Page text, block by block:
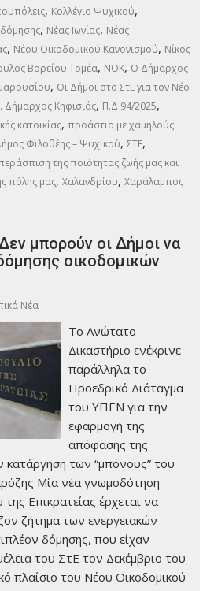
, Κολλέγιο Ψυχικού,
, Νέας Ιωνίας, Νέας
, Νέου Οικοδομικού Κανονισμού, Νίκος
Βορείου Τομέα, ΝΟΚ, Ο Δήμαρχος
, Οι Δήμοι στο ΣτΕ για τον Νέο
Δήμαρχος Κηφισιάς, Π.Δ 94/2025,
κατοικίας,προάστια με χαμηλούς
Φιλοθέης – Ψυχικού,ΣΤΕ,
της ποιότητας ζωής μας και
πόλης μας,Χαλανδρίου,Χαράλαμπος
μπορούν οι Δήμοι να
οικοδομικών
Νέα
Το Ανώτατο
Δικαστήριο ενέκρινε
παράλληλα το
Προεδρικό Διάταγμα
του ΥΠΕΝ για την
εφαρμογή της
απόφασης της
κατάργηση των “μπόνους” του
Μία νέα γνωμοδότηση
Επικρατείας έρχεται να
ζήτημα των ενεργειακών
δόμησης, που είχαν
του ΣτΕ τον Δεκέμβριο του
πλαίσιο του Νέου Οικοδομικού